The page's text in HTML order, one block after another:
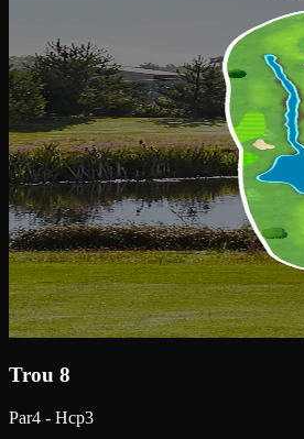
Trou 8
Par4 - Hcp3